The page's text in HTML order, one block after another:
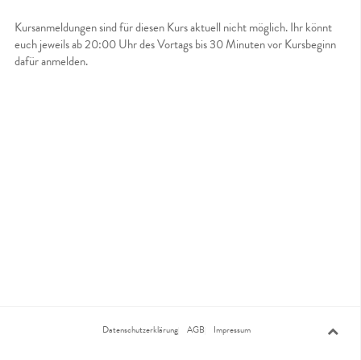
Kursanmeldungen sind für diesen Kurs aktuell nicht möglich. Ihr könnt
euch jeweils ab 20:00 Uhr des Vortags bis 30 Minuten vor Kursbeginn
dafür anmelden.
Datenschutzerklärung AGB Impressum